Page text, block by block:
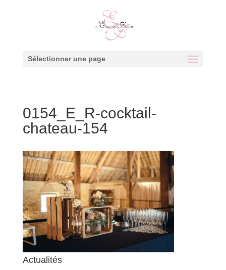
Sélectionner une page
0154_E_R-cocktail-
chateau-154
Actualités